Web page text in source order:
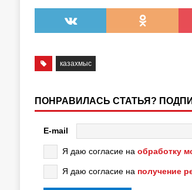
казахмыс
ПОНРАВИЛАСЬ СТАТЬЯ?
E-mail
Я даю согласие на обработку
Я даю согласие на получение